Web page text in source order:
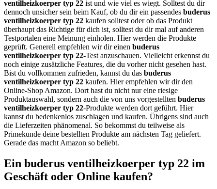
ventilheizkoerper typ 22 ist und wie viel es wiegt. Solltest du dir
dennoch unsicher sein beim Kauf, ob du dir ein passendes buderus
ventilheizkoerper typ 22 kaufen solltest oder ob das Produkt
überhaupt das Richtige für dich ist, solltest du dir mal auf anderen
Testportalen eine Meinung einholen. Hier werden die Produkte
geprüft. Generell empfehlen wir dir einen buderus
ventilheizkoerper typ 22-Test anzuschauen. Vielleicht erkennst du
noch einige zusätzliche Features, die du vorher nicht gesehen hast.
Bist du vollkommen zufrieden, kannst du das buderus
ventilheizkoerper typ 22 kaufen. Hier empfehlen wir dir den
Online-Shop Amazon. Dort hast du nicht nur eine riesige
Produktauswahl, sondern auch die von uns vorgestellten buderus
ventilheizkoerper typ 22-Produkte werden dort geführt. Hier
kannst du bedenkenlos zuschlagen und kaufen. Übrigens sind auch
die Lieferzeiten phänomenal. So bekommst du teilweise als
Primekunde deine bestellten Produkte am nächsten Tag geliefert.
Gerade das macht Amazon so beliebt.
Ein buderus ventilheizkoerper typ 22 im
Geschäft oder Online kaufen?